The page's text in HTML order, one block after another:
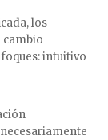
los
cambio
intuitivo